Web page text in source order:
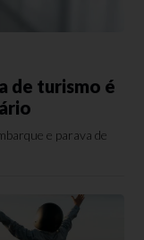
de turismo é
e parava de